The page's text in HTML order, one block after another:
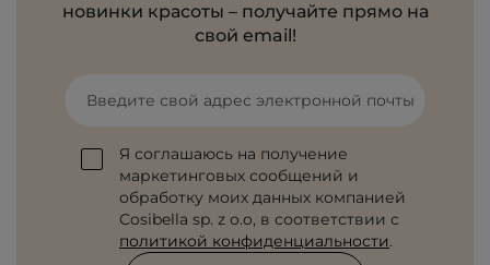
новинки красоты – получайте прямо на
свой email!
Введите свой адрес электронной почты
Я соглашаюсь на получение
маркетинговых сообщений и
обработку моих данных компанией
Cosibella sp. z o.o, в соответствии с
политикой конфиденциальности.